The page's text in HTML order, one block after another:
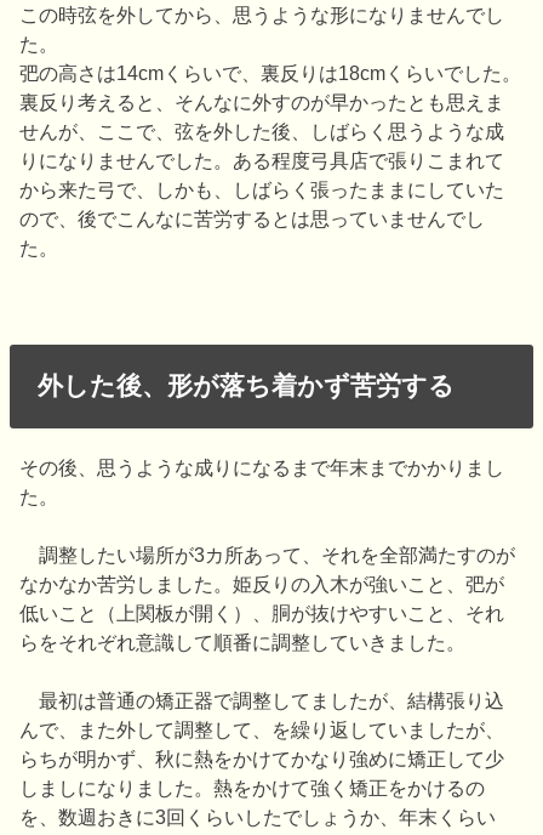
この時弦を外してから、思うような形になりませんでし
た。
弝の高さは14cmくらいで、裏反りは18cmくらいでした。
裏反り考えると、そんなに外すのが早かったとも思えま
せんが、ここで、弦を外した後、しばらく思うような成
りになりませんでした。ある程度弓具店で張りこまれて
から来た弓で、しかも、しばらく張ったままにしていた
ので、後でこんなに苦労するとは思っていませんでし
た。
外した後、形が落ち着かず苦労する
その後、思うような成りになるまで年末までかかりまし
た。
調整したい場所が3カ所あって、それを全部満たすのが
なかなか苦労しました。姫反りの入木が強いこと、弝が
低いこと（上関板が開く）、胴が抜けやすいこと、それ
らをそれぞれ意識して順番に調整していきました。
最初は普通の矯正器で調整してましたが、結構張り込
んで、また外して調整して、を繰り返していましたが、
らちが明かず、秋に熱をかけてかなり強めに矯正して少
しましになりました。熱をかけて強く矯正をかけるの
を、数週おきに3回くらいしたでしょうか、年末くらい